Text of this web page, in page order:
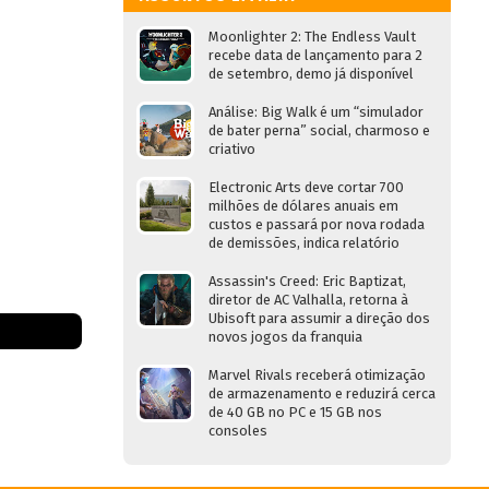
Moonlighter 2: The Endless Vault
recebe data de lançamento para 2
de setembro, demo já disponível
Análise: Big Walk é um “simulador
de bater perna” social, charmoso e
criativo
Electronic Arts deve cortar 700
milhões de dólares anuais em
custos e passará por nova rodada
de demissões, indica relatório
Assassin's Creed: Eric Baptizat,
diretor de AC Valhalla, retorna à
Ubisoft para assumir a direção dos
novos jogos da franquia
Marvel Rivals receberá otimização
de armazenamento e reduzirá cerca
de 40 GB no PC e 15 GB nos
consoles